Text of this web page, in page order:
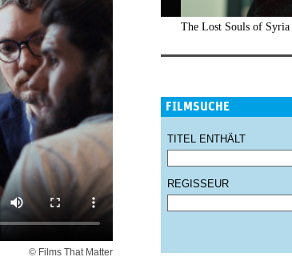
© Films That Matter
The Lost Souls of Syria
FILMSUCHE
TITEL ENTHÄLT
REGISSEUR